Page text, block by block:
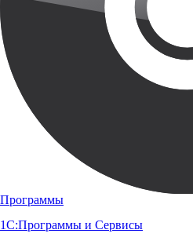
Программы
1С:Программы и Сервисы